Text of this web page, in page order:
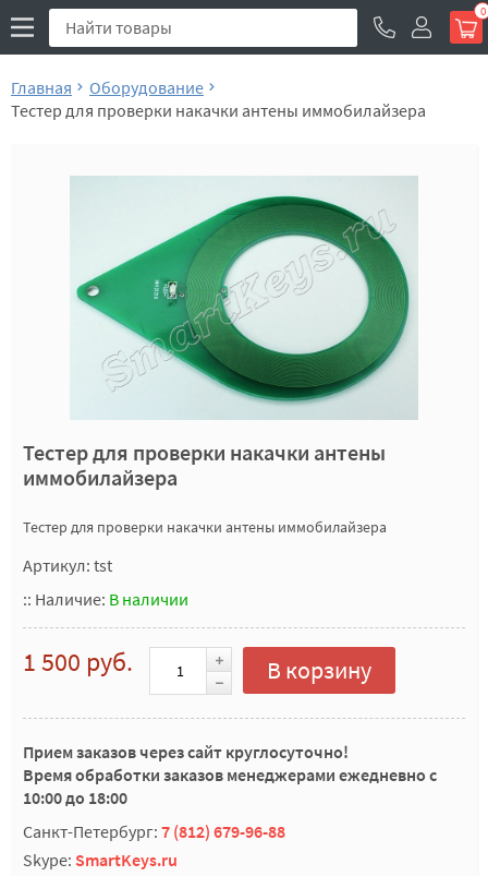
0
Главная
Оборудование
Тестер для проверки накачки антены иммобилайзера
Тестер для проверки накачки антены
иммобилайзера
Тестер для проверки накачки антены иммобилайзера
Артикул: tst
:: Наличие: В наличии
1 500 руб. В корзину
Прием заказов через сайт круглосуточно!
Время обработки заказов менеджерами ежедневно с
10:00 до 18:00
Санкт-Петербург: 7 (812) 679-96-88
Skype: SmartKeys.ru